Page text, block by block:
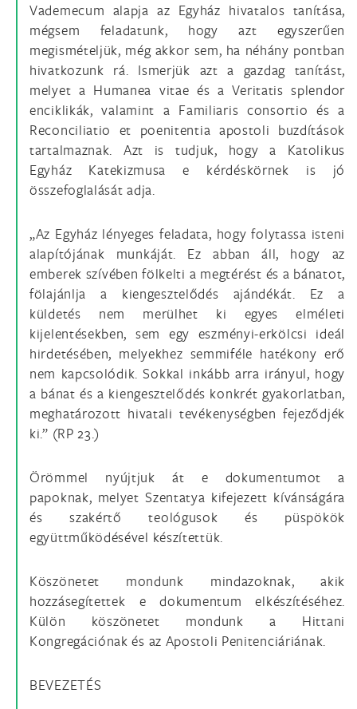
Vademecum alapja az Egyház hivatalos tanítása,
mégsem feladatunk, hogy azt egyszerűen
megismételjük, még akkor sem, ha néhány pontban
hivatkozunk rá. Ismerjük azt a gazdag tanítást,
melyet a Humanea vitae és a Veritatis splendor
enciklikák, valamint a Familiaris consortio és a
Reconciliatio et poenitentia apostoli buzdítások
tartalmaznak. Azt is tudjuk, hogy a Katolikus
Egyház Katekizmusa e kérdéskörnek is jó
összefoglalását adja.
„Az Egyház lényeges feladata, hogy folytassa isteni
alapítójának munkáját. Ez abban áll, hogy az
emberek szívében fölkelti a megtérést és a bánatot,
fölajánlja a kiengesztelődés ajándékát. Ez a
küldetés nem merülhet ki egyes elméleti
kijelentésekben, sem egy eszményi-erkölcsi ideál
hirdetésében, melyekhez semmiféle hatékony erő
nem kapcsolódik. Sokkal inkább arra irányul, hogy
a bánat és a kiengesztelődés konkrét gyakorlatban,
meghatározott hivatali tevékenységben fejeződjék
ki.” (RP 23.)
Örömmel nyújtjuk át e dokumentumot a
papoknak, melyet Szentatya kifejezett kívánságára
és szakértő teológusok és püspökök
együttműködésével készítettük.
Köszönetet mondunk mindazoknak, akik
hozzásegítettek e dokumentum elkészítéséhez.
Külön köszönetet mondunk a Hittani
Kongregációnak és az Apostoli Penitenciáriának.
BEVEZETÉS